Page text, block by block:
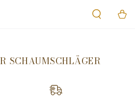
SCHAUMSCHLÄGER